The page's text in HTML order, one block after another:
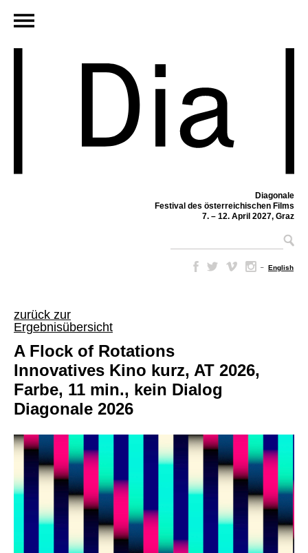
Diagonale
Festival des österreichischen Films
7. – 12. April 2027, Graz
– English
zurück zur
Ergebnisübersicht
A Flock of Rotations
Innovatives Kino kurz, AT 2026,
Farbe, 11 min., kein Dialog
Diagonale 2026